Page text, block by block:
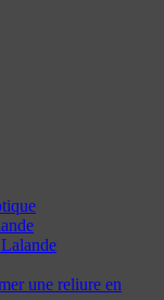
une reliure en